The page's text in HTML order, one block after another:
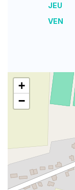
JEU
VEN
+
−